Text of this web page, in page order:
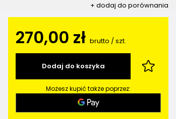
+ dodaj do porównania
270,00 zł brutto /szt.
Dodaj do koszyka
Możesz kupić także poprzez: